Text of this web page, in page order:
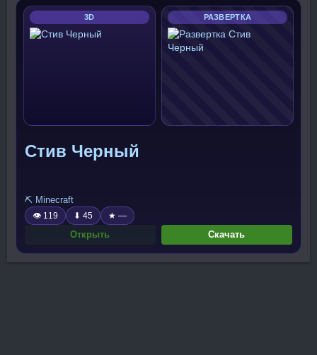
3D РАЗВЕРТКА
Стив Черный
⛏️ Minecraft
👁 119 ⬇ 45 ★ —
Открыть Скачать